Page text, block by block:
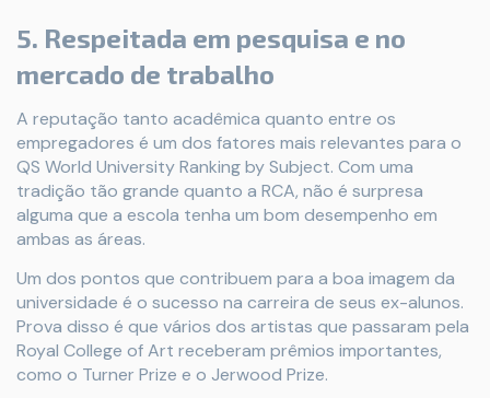
5. Respeitada em pesquisa e no
mercado de trabalho
A reputação tanto acadêmica quanto entre os
empregadores é um dos fatores mais relevantes para o
QS World University Ranking by Subject. Com uma
tradição tão grande quanto a RCA, não é surpresa
alguma que a escola tenha um bom desempenho em
ambas as áreas.
Um dos pontos que contribuem para a boa imagem da
universidade é o sucesso na carreira de seus ex-alunos.
Prova disso é que vários dos artistas que passaram pela
Royal College of Art receberam prêmios importantes,
como o Turner Prize e o Jerwood Prize.